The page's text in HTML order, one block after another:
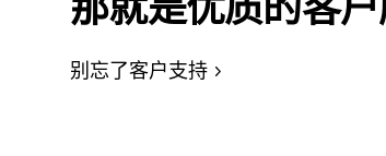
别忘了客户支持